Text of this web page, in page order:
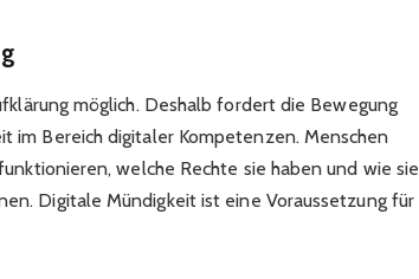
möglich. Deshalb fordert die Bewegung
im Bereich digitaler Kompetenzen. Menschen
welche Rechte sie haben und wie sie
Digitale Mündigkeit ist eine Voraussetzung für